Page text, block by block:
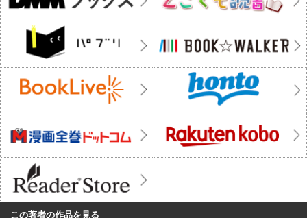
この著者の作品を見る